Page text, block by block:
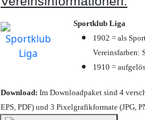
Sportklub Liga
1902 = als
Vereinsfarben:
1910 =
Download: Im Downloadpaket sind 4
EPS, PDF) und 3 Pixelgrafikformate (JPG,